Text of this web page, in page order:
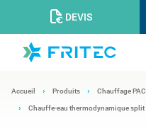
DEVIS
Accueil Produits Chauffage PAC
Chauffe-eau thermodynamique split